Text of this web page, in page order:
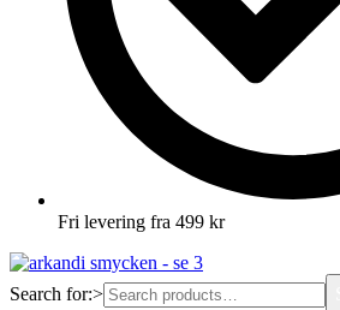
Fri levering fra 499 kr
Search for:>